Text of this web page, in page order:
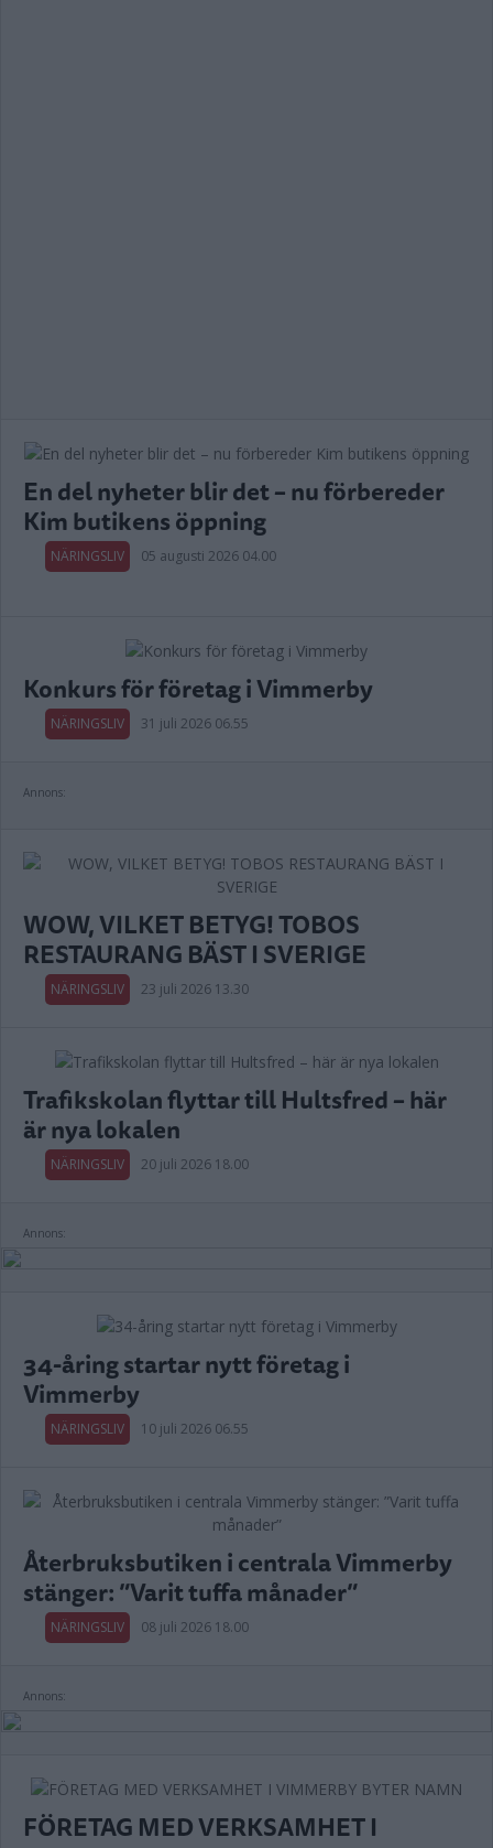
En del nyheter blir det – nu förbereder
Kim butikens öppning
NÄRINGSLIV 05 augusti 2026 04.00
Konkurs för företag i Vimmerby
NÄRINGSLIV 31 juli 2026 06.55
Annons:
WOW, VILKET BETYG! TOBOS
RESTAURANG BÄST I SVERIGE
NÄRINGSLIV 23 juli 2026 13.30
Trafikskolan flyttar till Hultsfred – här
är nya lokalen
NÄRINGSLIV 20 juli 2026 18.00
Annons:
34-åring startar nytt företag i
Vimmerby
NÄRINGSLIV 10 juli 2026 06.55
Återbruksbutiken i centrala Vimmerby
stänger: ”Varit tuffa månader”
NÄRINGSLIV 08 juli 2026 18.00
Annons:
FÖRETAG MED VERKSAMHET I